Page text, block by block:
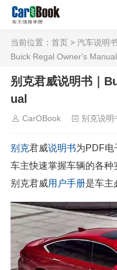
当前位置： 首页 > 汽车说明书
Buick Regal Owner's Manual
别克君威说明书｜
ual
CarOBook 别克说明
别克君威说明书为PDF电
车主快速掌握车辆的各种
别克君威用户手册是车主